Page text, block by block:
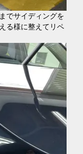
でサイディングを
る様に整えてリペ